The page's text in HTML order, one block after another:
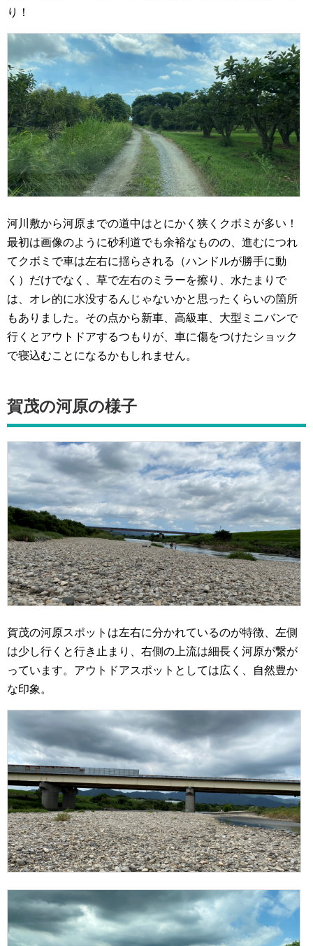
り！
河川敷から河原までの道中はとにかく狭くクボミが多い！
最初は画像のように砂利道でも余裕なものの、進むにつれ
てクボミで車は左右に揺らされる（ハンドルが勝手に動
く）だけでなく、草で左右のミラーを擦り、水たまりで
は、オレ的に水没するんじゃないかと思ったくらいの箇所
もありました。その点から新車、高級車、大型ミニバンで
行くとアウトドアするつもりが、車に傷をつけたショック
で寝込むことになるかもしれません。
賀茂の河原の様子
賀茂の河原スポットは左右に分かれているのが特徴、左側
は少し行くと行き止まり、右側の上流は細長く河原が繋が
っています。アウトドアスポットとしては広く、自然豊か
な印象。